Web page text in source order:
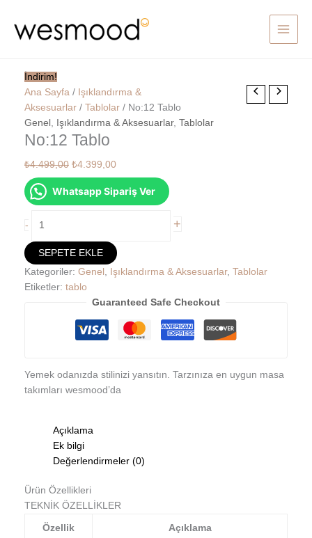
atla
İndirim!
Ana Sayfa / Işıklandırma &
Aksesuarlar / Tablolar / No:12 Tablo
Genel , Işıklandırma & Aksesuarlar, Tablolar
No:12 Tablo
₺4.499,00
Orijinal
fiyat:
₺4.499,00.
₺4.399,00
Şu
andaki
fiyat:
Whatsapp Sipariş Ver
-
No:12
Tablo
adet
+
SEPETE EKLE
Kategoriler: Genel Işıklandırma & Aksesuarlar, Tablolar
Etiketler: tablo
Guaranteed Safe Checkout
Yemek odanızda stilinizi yansıtın. Tarzınıza en uygun masa
takımları wesmood’da
Açıklama
Ek bilgi
Değerlendirmeler (0)
Ürün Özellikleri
TEKNİK ÖZELLİKLER
Özellik Açıklama